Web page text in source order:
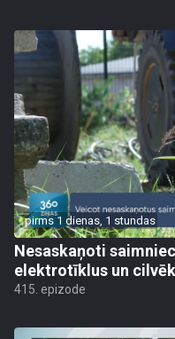
pirms 1 dienas, 1 stundas
Nesaskaņoti
elektrotīklus un
415. epizode